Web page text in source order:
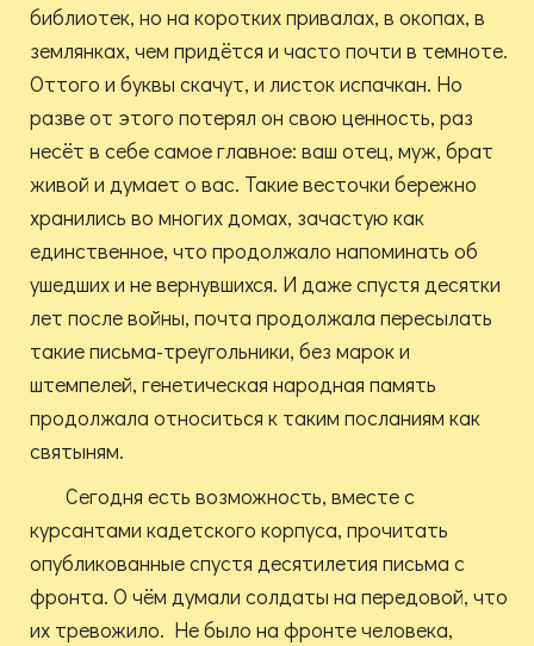
библиотек, но на коротких привалах, в окопах, в
землянках, чем придётся и часто почти в темноте.
Оттого и буквы скачут, и листок испачкан. Но
разве от этого потерял он свою ценность, раз
несёт в себе самое главное: ваш отец, муж, брат
живой и думает о вас. Такие весточки бережно
хранились во многих домах, зачастую как
единственное, что продолжало напоминать об
ушедших и не вернувшихся. И даже спустя десятки
лет после войны, почта продолжала пересылать
такие письма-треугольники, без марок и
штемпелей, генетическая народная память
продолжала относиться к таким посланиям как
святыням.
Сегодня есть возможность, вместе с
курсантами кадетского корпуса, прочитать
опубликованные спустя десятилетия письма с
фронта. О чём думали солдаты на передовой, что
их тревожило. Не было на фронте человека,